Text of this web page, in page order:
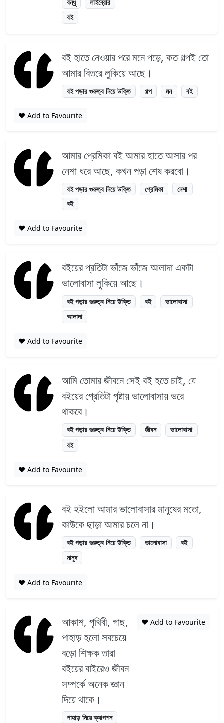
বই
বই হাতে নেওয়ার পরে মনে পড়ে, কত গল্পই তো
আমার বিতরে লুকিয়ে আছে।
বই পড়ার গুরুত্ব নিয়ে উক্তি গল্প মন বই
❤️ Add to Favourite
আমার প্রেমিকা বই আমার হাতে আসার পর
নেশা ধরে আছে, কখন পড়া শেষ করবো।
বই পড়ার গুরুত্ব নিয়ে উক্তি প্রেমিকা
নেশা
বই
❤️ Add to Favourite
বইয়ের প্রতিটা ভাঁজে ভাঁজে আলাদা একটা
ভালোবাসা লুকিয়ে আছে।
বই পড়ার গুরুত্ব নিয়ে উক্তি বই
ভালোবাসা
আলাদা
❤️ Add to Favourite
আমি তোমার জীবনে সেই বই হতে চাই, যে
বইয়ের প্রেতিটা পৃষ্টায় ভালোবাসায় ভরে
থাকবে।
বই পড়ার গুরুত্ব নিয়ে উক্তি জীবন
ভালোবাসা
বই
❤️ Add to Favourite
বই হইলো আমার ভালোবাসার মানুষের মতো,
কাউকে ছাড়া আমার চলে না।
বই পড়ার গুরুত্ব নিয়ে উক্তি ভালোবাসা
বই
মানুষ
❤️ Add to Favourite
আকাশ, পৃথিবী, গাছ,
পাহাড় হলো সবচেয়ে
বড়ো শিক্ষক তারা
বইয়ের বাইরেও জীবন
সম্পর্কে অনেক জ্ঞান
দিয়ে থাকে।
পাহাড় নিয়ে ক্যাপশন
❤️ Add to Favourite